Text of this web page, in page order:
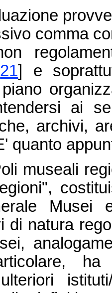
comma
21]
e
ai
archivi,
quanto
museali
Musei
di natura